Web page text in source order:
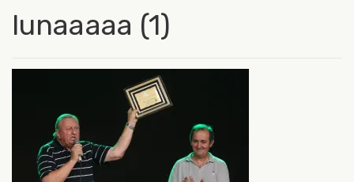
lunaaaaa (1)